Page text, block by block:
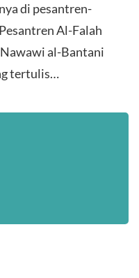
di pesantren-
Al-Falah
al-Bantani
tertulis…